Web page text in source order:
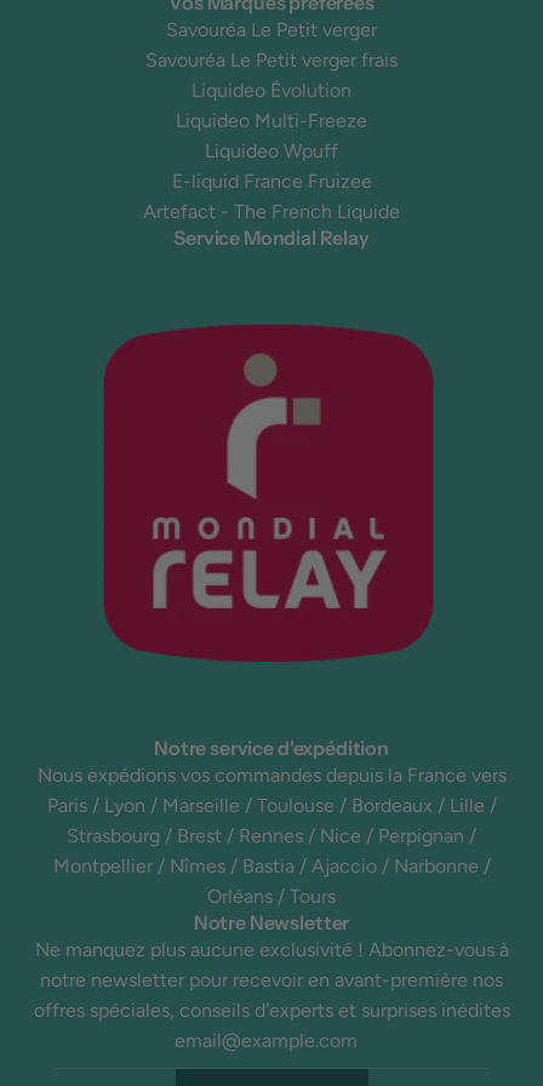
Savouréa Le Petit verger
Savouréa Le Petit verger frais
Liquideo Évolution
Liquideo Multi-Freeze
Liquideo Wpuff
E-liquid France Fruizee
Artefact - The French Liquide
Service Mondial Relay
Notre service d'expédition
Nous expédions vos commandes depuis la France vers
Paris / Lyon / Marseille / Toulouse / Bordeaux / Lille /
Strasbourg / Brest / Rennes / Nice / Perpignan /
Montpellier / Nîmes / Bastia / Ajaccio / Narbonne /
Orléans / Tours
Notre Newsletter
Ne manquez plus aucune exclusivité ! Abonnez-vous à
notre newsletter pour recevoir en avant-première nos
offres spéciales, conseils d'experts et surprises inédites